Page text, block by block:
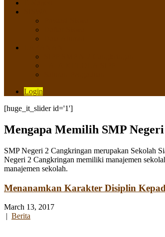
Login
[huge_it_slider id='1']
Mengapa Memilih SMP
SMP Negeri 2 Cangkringan merupakan Sekolah
Negeri 2 Cangkringan memiliki manajemen
manajemen sekolah.
Menanamkan Karakter Disiplin
March 13, 2017
| Berita